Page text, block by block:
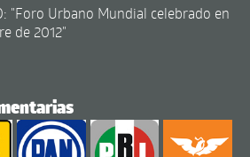
"Foro Urbano Mundial celebrado en
de 2012"